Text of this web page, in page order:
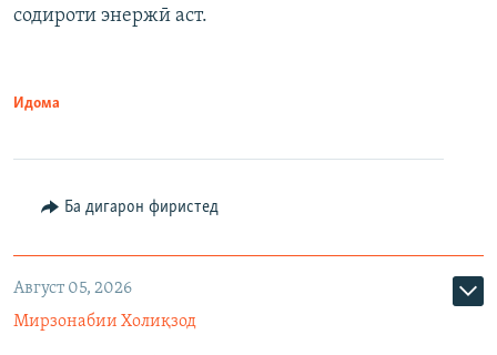
содироти энержӣ аст.
Идома
Ба дигарон фиристед
Август 05, 2026
Мирзонабии Холиқзод